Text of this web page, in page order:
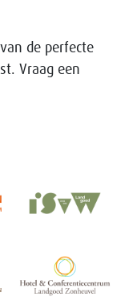
de perfecte
Vraag een